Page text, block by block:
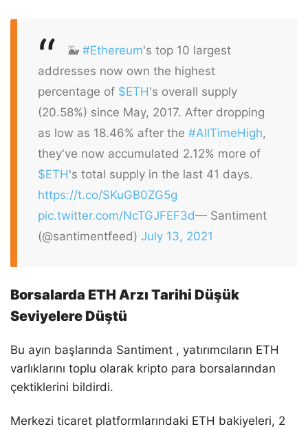
🐳 #Ethereum's top 10 largest
addresses now own the highest
percentage of $ETH's overall supply
(20.58%) since May, 2017. After dropping
as low as 18.46% after the #AllTimeHigh,
they've now accumulated 2.12% more of
$ETH's total supply in the last 41 days.
https://t.co/SKuGB0ZG5g
pic.twitter.com/NcTGJFEF3d— Santiment
(@santimentfeed) July 13, 2021
Borsalarda ETH Arzı Tarihi Düşük
Seviyelere Düştü
Bu ayın başlarında Santiment , yatırımcıların ETH
varlıklarını toplu olarak kripto para borsalarından
çektiklerini bildirdi.
Merkezi ticaret platformlarındaki ETH bakiyeleri, 2